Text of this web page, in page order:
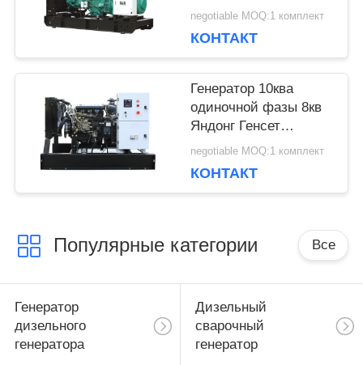
100кв генератора
дизельный Деепсеа
negotiable MOQ:1 комплект
КОНТАКТ
Генератор 10ква
одиночной фазы 8кв
Яндонг Генсет
дизельный с
ИСАД380Д
negotiable MOQ:1 комплект
КОНТАКТ
Популярные категории Все
Генератор
дизельного
генератора
Дизельный
сварочный
генератор